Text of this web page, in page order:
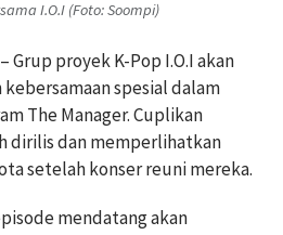
I.O.I (Foto: Soompi)
Grup proyek K-Pop I.O.Iakan
spesial dalam
The Manager. Cuplikan
dirilis dan memperlihatkan
setelah konser reuni mereka.
mendatang akan